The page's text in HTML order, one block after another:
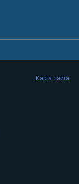
Карта сайта